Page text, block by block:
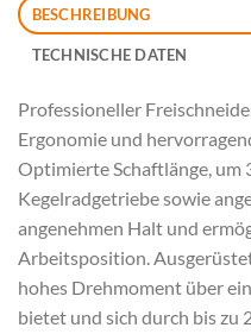
BESCHREIBUNG
TECHNISCHE DATEN
Professioneller
Ergonomie und
Optimierte Schaftlänge, um
Kegelradgetriebe sowie
angenehmen Halt und
Arbeitsposition.
hohes Drehmoment über
bietet und sich durch bis zu